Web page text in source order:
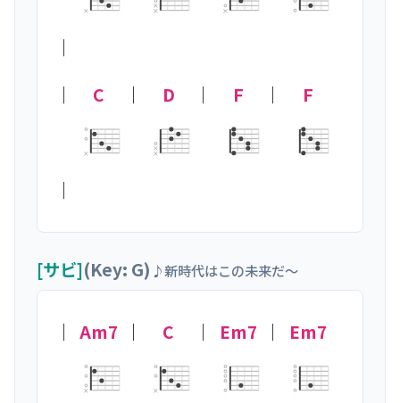
× ×
×
×
｜
｜
C
×
｜ D
×
×
｜ F ｜ F
｜
[サビ](Key: G) ♪新時代はこの未来だ〜
｜ Am7
×
｜ C
×
｜ Em7 ｜ Em7